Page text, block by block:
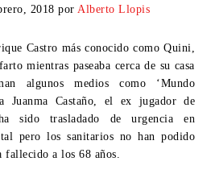
2018 por Alberto Llopis
Castro más conocido como Quini,
mientras paseaba cerca de su casa
algunos medios como ‘Mundo
Juanma Castaño, el ex jugador de
sido trasladado de urgencia en
pero los sanitarios no han podido
fallecido a los 68 años.